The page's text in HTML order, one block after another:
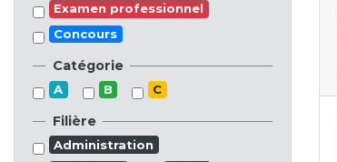
Examen professionnel
Concours
Catégorie
A B C
Filière
Administration